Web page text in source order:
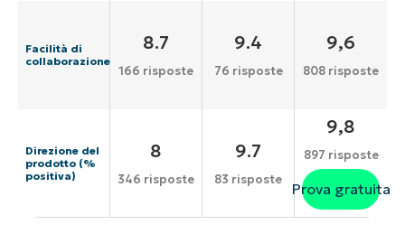
Facilità di
collaborazione
8.7
166 risposte
9.4
76 risposte
9,6
808 risposte
Direzione del
prodotto (%
positiva)
8
346 risposte
9.7
83 risposte
9,8
897 risposte
Prova gratuita